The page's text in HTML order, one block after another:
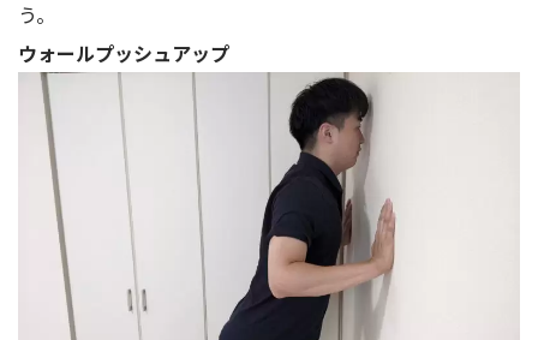
う。
ウォールプッシュアップ